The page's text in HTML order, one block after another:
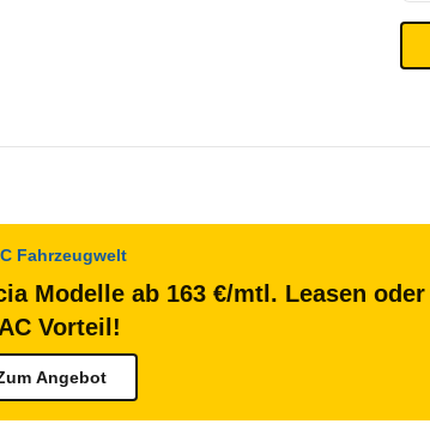
Fahrzeugwelt
Modelle ab 163 €/mtl. Leasen
Vorteil!
Angebot